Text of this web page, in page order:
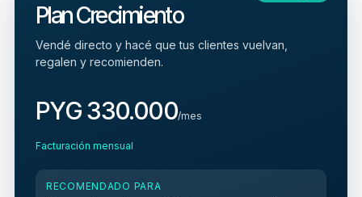
Plan Crecimiento
Vendé directo y hacé que tus clientes vuelvan,
regalen y recomienden.
PYG 330.000/mes
Facturación mensual
RECOMENDADO PARA